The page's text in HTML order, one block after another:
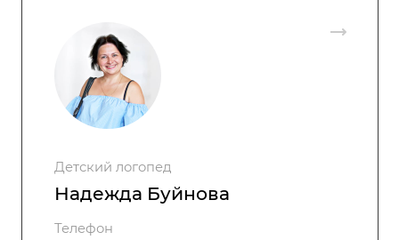
Детский логопед
Надежда Буйнова
Телефон